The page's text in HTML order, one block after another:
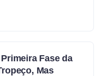
Fase da
Mas